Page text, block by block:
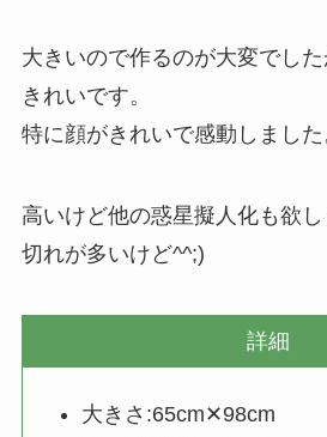
大きいので作るのが大変でし
きれいです。
特に顔がきれいで感動しました
高いけど他の惑星擬人化も欲
切れが多いけど^^;)
詳細
大きさ:65cm✕98cm